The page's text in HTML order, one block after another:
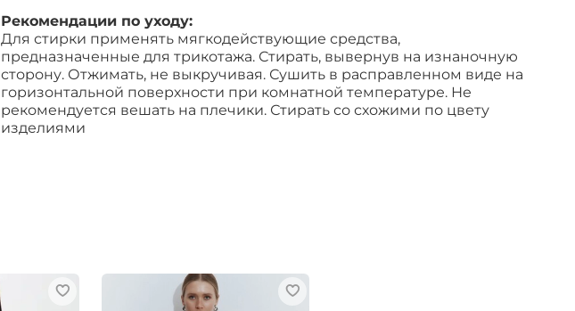
Рекомендации по уходу:
Для стирки применять мягкодействующие средства,
предназначенные для трикотажа. Стирать, вывернув на изнаночную
сторону. Отжимать, не выкручивая. Сушить в расправленном виде на
горизонтальной поверхности при комнатной температуре. Не
рекомендуется вешать на плечики. Стирать со схожими по цвету
изделиями